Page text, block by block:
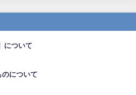
について
のについて